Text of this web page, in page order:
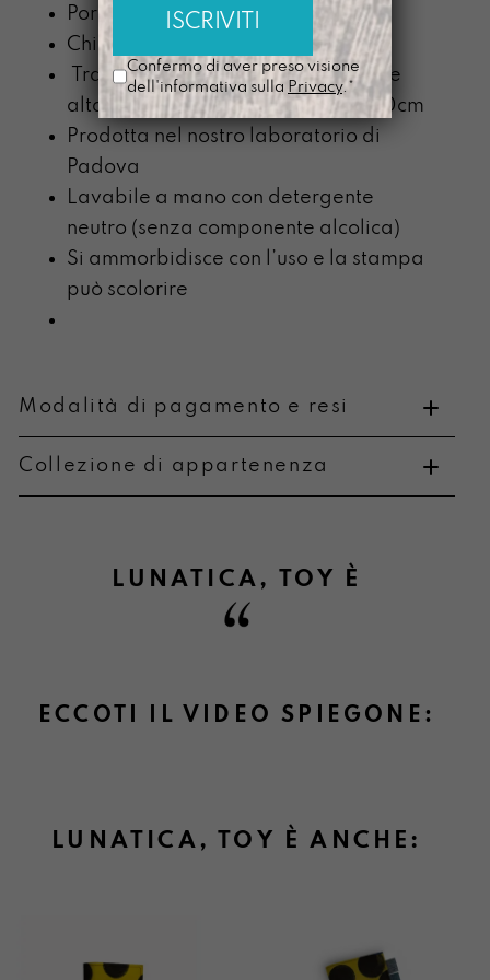
Porta tessere interno
Chiusura Tuc
Tracolla nera regolabile, estraibile
alta 2,5cm in nastro nero lunga 140cm
Prodotta nel nostro laboratorio di
Padova
Lavabile a mano con detergente
neutro (senza componente alcolica)
Si ammorbidisce con l’uso e la stampa
può scolorire
Modalità di pagamento e resi
Collezione di appartenenza
LUNATICA , TOY È
ECCOTI IL VIDEO SPIEGONE:
LUNATICA, TOY È ANCHE:
Confermo di aver preso visione
dell'informativa sulla Privacy.*